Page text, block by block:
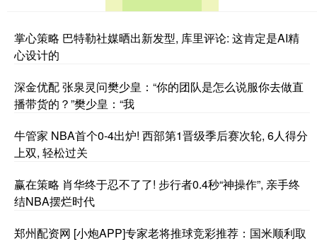
掌心策略 巴特勒社媒晒出新发型, 库里评论: 这肯定是AI精
心设计的
深金优配 张泉灵问樊少皇：“你的团队是怎么说服你去做直
播带货的？”樊少皇：“我
牛管家 NBA首个0-4出炉! 西部第1晋级季后赛次轮, 6人得分
上双, 轻松过关
赢在策略 肖华终于忍不了了! 步行者0.4秒“神操作”, 亲手终
结NBA摆烂时代
郑州配资网 [小炮APP]专家老将推球竞彩推荐：国米顺利取